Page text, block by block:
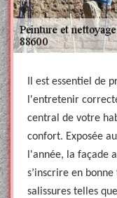
Il est essentiel de
l'entretenir
central de votre
confort. Exposée
l'année, la façade
s’inscrire en
salissures telles